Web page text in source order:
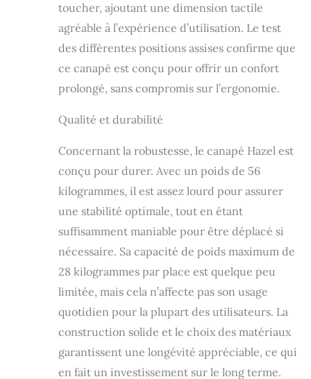
toucher, ajoutant une dimension tactile
agréable à l’expérience d’utilisation. Le test
des différentes positions assises confirme que
ce canapé est conçu pour offrir un confort
prolongé, sans compromis sur l’ergonomie.
Qualité et durabilité
Concernant la robustesse, le canapé Hazel est
conçu pour durer. Avec un poids de 56
kilogrammes, il est assez lourd pour assurer
une stabilité optimale, tout en étant
suffisamment maniable pour être déplacé si
nécessaire. Sa capacité de poids maximum de
28 kilogrammes par place est quelque peu
limitée, mais cela n’affecte pas son usage
quotidien pour la plupart des utilisateurs. La
construction solide et le choix des matériaux
garantissent une longévité appréciable, ce qui
en fait un investissement sur le long terme.